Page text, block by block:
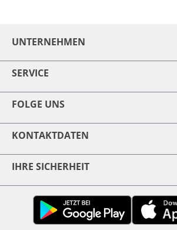
UNTERNEHMEN
SERVICE
FOLGE UNS
KONTAKTDATEN
IHRE SICHERHEIT